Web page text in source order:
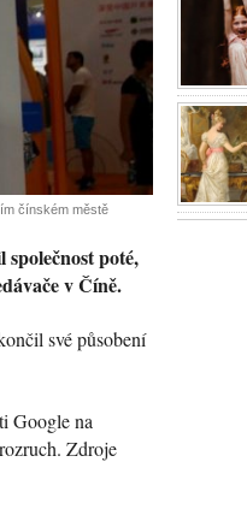
čínském městě
poté,
v Číně.
své působení
Google na
Zdroje